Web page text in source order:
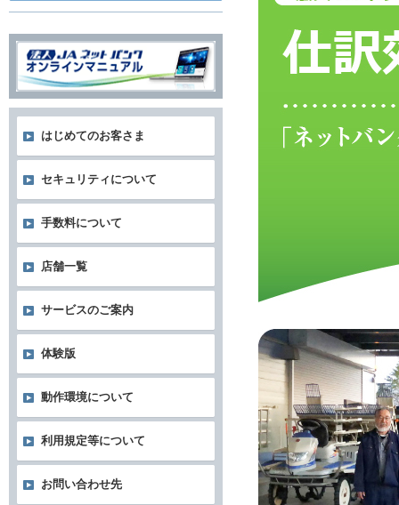
はじめてのお客さま
セキュリティについて
手数料について
店舗一覧
サービスのご案内
体験版
動作環境について
利用規定等について
お問い合わせ先